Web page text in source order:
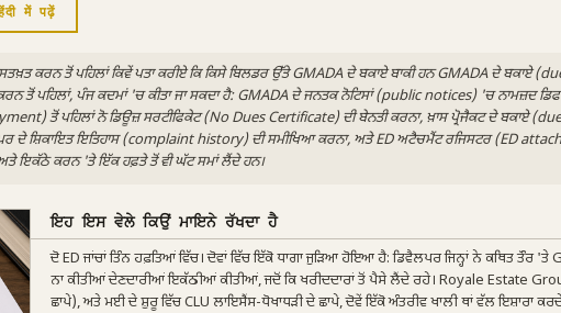
में पढ़ें
ਕਰਨ ਤੋਂ ਪਹਿਲਾਂ ਕਿਵੇਂ ਪਤਾ ਕਰੀਏ ਕਿ ਕਿਸੇ ਬਿਲਡਰ ਉੱਤੇ GMADA ਦੇ ਬਕਾਏ ਬਾਕੀ ਹਨ GMADA ਦੇ ਬਕਾਏ
ਤੋਂ ਪਹਿਲਾਂ, ਪੰਜ ਕਦਮਾਂ 'ਚ ਕੀਤਾ ਜਾ ਸਕਦਾ ਹੈ: GMADA ਦੇ ਜਨਤਕ ਨੋਟਿਸਾਂ (public notices) 'ਚ ਨਾਮਜ਼ਦ
ਤੋਂ ਪਹਿਲਾਂ ਨੋ ਡਿਊਜ਼ ਸਰਟੀਫਿਕੇਟ (No Dues Certificate) ਦੀ ਬੇਨਤੀ ਕਰਨਾ, ਖ਼ਾਸ ਪ੍ਰੋਜੈਕਟ ਦੇ ਬਕਾਏ
ਦੇ ਸ਼ਿਕਾਇਤ ਇਤਿਹਾਸ (complaint history) ਦੀ ਸਮੀਖਿਆ ਕਰਨਾ, ਅਤੇ ED ਅਟੈਚਮੈਂਟ ਰਜਿਸਟਰ (ED
ਇਕੱਠੇ ਕਰਨ 'ਤੇ ਇੱਕ ਹਫ਼ਤੇ ਤੋਂ ਵੀ ਘੱਟ ਸਮਾਂ ਲੈਂਦੇ ਹਨ।
ਇਹ ਇਸ ਵੇਲੇ ਕਿਉਂ ਮਾਇਨੇ ਰੱਖਦਾ ਹੈ
ਦੋ ED ਜਾਂਚਾਂ ਤਿੰਨ ਹਫ਼ਤਿਆਂ ਵਿੱਚ। ਦੋਵਾਂ ਵਿੱਚ ਇੱਕੋ ਧਾਗਾ ਜੁੜਿਆ ਹੋਇਆ ਹੈ: ਡਿਵੈਲਪਰ ਜਿਨ੍ਹਾਂ ਨੇ ਕਥਿਤ ਤੌਰ
ਨਾ ਕੀਤੀਆਂ ਦੇਣਦਾਰੀਆਂ ਇਕੱਠੀਆਂ ਕੀਤੀਆਂ, ਜਦੋਂ ਕਿ ਖਰੀਦਦਾਰਾਂ ਤੋਂ ਪੈਸੇ ਲੈਂਦੇ ਰਹੇ। Royale Estate
ਛਾਪੇ), ਅਤੇ ਮਈ ਦੇ ਸ਼ੁਰੂ ਵਿੱਚ CLU ਲਾਇਸੈਂਸ-ਧੋਖਾਧੜੀ ਦੇ ਛਾਪੇ, ਦੋਵੇਂ ਇੱਕੋ ਅੰਤਰੀਵ ਖਾਲੀ ਥਾਂ ਵੱਲ ਇਸ਼ਾਰਾ